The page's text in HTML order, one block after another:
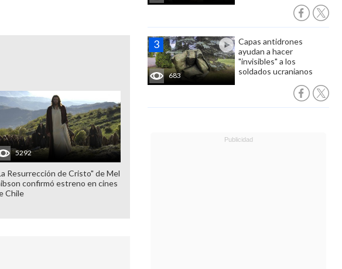
683
Capas antidrones
ayudan a hacer
"invisibles" a los
soldados ucranianos
5292
Resurrección de Cristo" de Mel
confirmó estreno en cines
Chile